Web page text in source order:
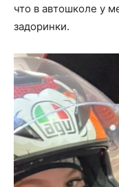
что в автошколе у
задоринки.